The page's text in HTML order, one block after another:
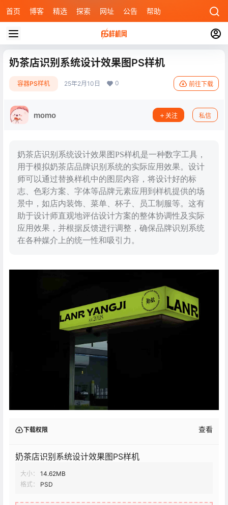
首页 博客 精选 探索 网址 公告 帮助
奶茶店识别系统设计效果图PS样机
容器PS样机 25年2月10日 0 前往下载
momo 关注 私信
奶茶店识别系统设计效果图PS样机是一种数字工具，
用于模拟奶茶店品牌识别系统的实际应用效果。设计
师可以通过替换样机中的图层内容，将设计好的标
志、色彩方案、字体等品牌元素应用到样机提供的场
景中，如店内装饰、菜单、杯子、员工制服等。这有
助于设计师直观地评估设计方案的整体协调性及实际
应用效果，并根据反馈进行调整，确保品牌识别系统
在各种媒介上的统一性和吸引力。
下载权限 查看
奶茶店识别系统设计效果图PS样机
大小：
14.62MB
格式：
PSD